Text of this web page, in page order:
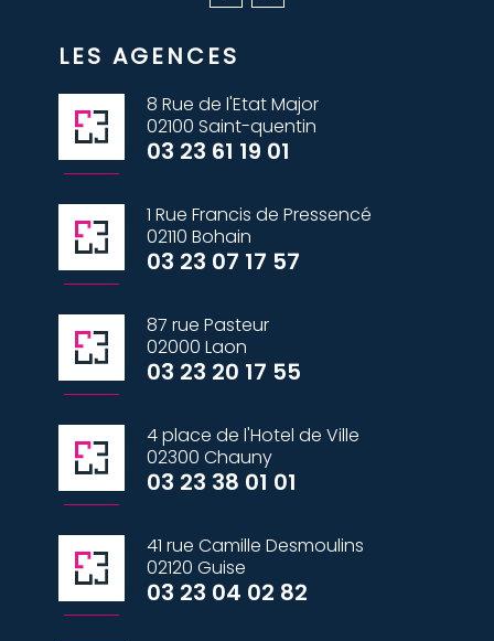
LES AGENCES
8 Rue de l'Etat Major
02100 Saint-quentin
03 23 61 19 01
1 Rue Francis de Pressencé
02110 Bohain
03 23 07 17 57
87 rue Pasteur
02000 Laon
03 23 20 17 55
4 place de l'Hotel de Ville
02300 Chauny
03 23 38 01 01
41 rue Camille Desmoulins
02120 Guise
03 23 04 02 82